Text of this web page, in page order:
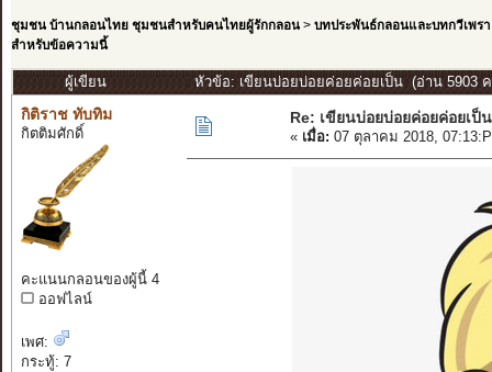
ชุมชน บ้านกลอนไทย ชุมชนสำหรับคนไทยผู้รักกลอน> บทประพันธ์กลอนและบทกวีเพรา
สำหรับข้อความนี้
ผู้เขียน หัวข้อ: เขียนบ่อยบ่อยค่อยค่อยเป็น (อ่าน 5903 ค
กิติราช ทับทิม
กิตติมศักดิ์
คะแนนกลอนของผู้นี้ 4
ออฟไลน์
เพศ:
กระทู้: 7
Re: เขียนบ่อยบ่อยค่อยค่อยเป็น
« เมื่อ: 07 ตุลาคม 2018,